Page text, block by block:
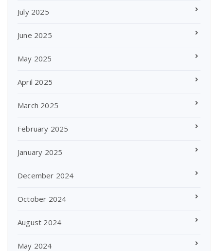
July 2025
June 2025
May 2025
April 2025
March 2025
February 2025
January 2025
December 2024
October 2024
August 2024
May 2024